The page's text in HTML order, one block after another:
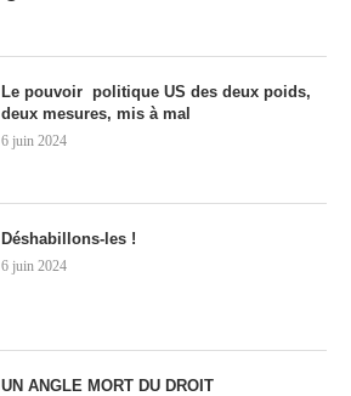
Le pouvoir politique US des deux poids,
deux mesures, mis à mal
6 juin 2024
Déshabillons-les !
6 juin 2024
UN ANGLE MORT DU DROIT